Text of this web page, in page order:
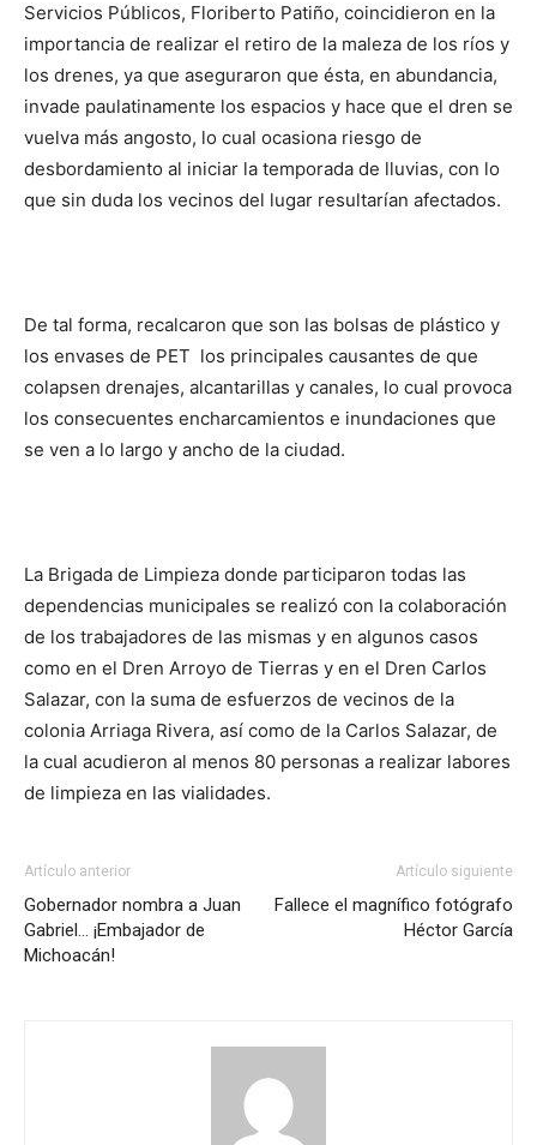
Servicios Públicos, Floriberto Patiño, coincidieron en la
importancia de realizar el retiro de la maleza de los ríos y
los drenes, ya que aseguraron que ésta, en abundancia,
invade paulatinamente los espacios y hace que el dren se
vuelva más angosto, lo cual ocasiona riesgo de
desbordamiento al iniciar la temporada de lluvias, con lo
que sin duda los vecinos del lugar resultarían afectados.
De tal forma, recalcaron que son las bolsas de plástico y
los envases de PET los principales causantes de que
colapsen drenajes, alcantarillas y canales, lo cual provoca
los consecuentes encharcamientos e inundaciones que
se ven a lo largo y ancho de la ciudad.
La Brigada de Limpieza donde participaron todas las
dependencias municipales se realizó con la colaboración
de los trabajadores de las mismas y en algunos casos
como en el Dren Arroyo de Tierras y en el Dren Carlos
Salazar, con la suma de esfuerzos de vecinos de la
colonia Arriaga Rivera, así como de la Carlos Salazar, de
la cual acudieron al menos 80 personas a realizar labores
de limpieza en las vialidades.
Artículo anterior
Gobernador nombra a Juan
Gabriel… ¡Embajador de
Michoacán!
Artículo siguiente
Fallece el magnífico fotógrafo
Héctor García